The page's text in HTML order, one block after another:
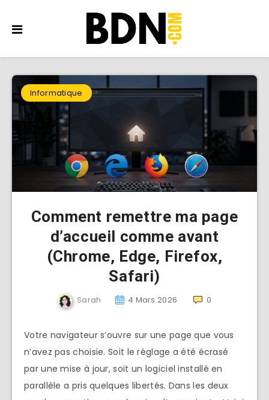
Informatique
Comment remettre ma page
d’accueil comme avant
(Chrome, Edge, Firefox,
Safari)
Sarah 4 Mars 2026 0
Votre navigateur s’ouvre sur une page que vous
n’avez pas choisie. Soit le réglage a été écrasé
par une mise à jour, soit un logiciel installé en
parallèle a pris quelques libertés. Dans les deux